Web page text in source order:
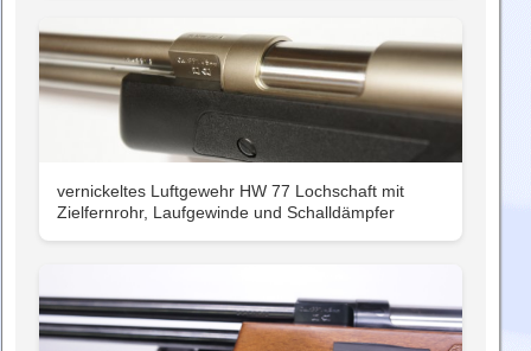
vernickeltes Luftgewehr HW 77 Lochschaft mit
Zielfernrohr, Laufgewinde und Schalldämpfer